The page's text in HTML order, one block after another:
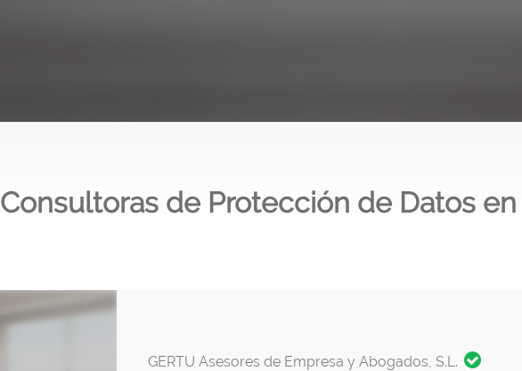
Consultoras de Protección de Datos en
GERTU Asesores de Empresa y Abogados, S.L.